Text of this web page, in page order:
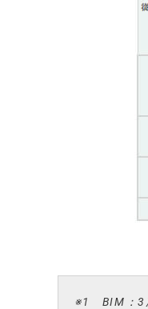
※1 BIM：3